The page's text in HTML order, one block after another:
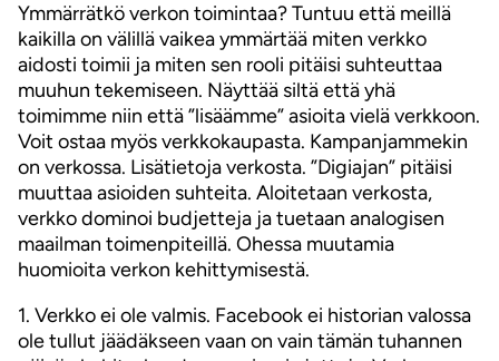
Ymmärrätkö verkon toimintaa? Tuntuu että meillä
kaikilla on välillä vaikea ymmärtää miten verkko
aidosti toimii ja miten sen rooli pitäisi suhteuttaa
muuhun tekemiseen. Näyttää siltä että yhä
toimimme niin että ”lisäämme” asioita vielä verkkoon.
Voit ostaa myös verkkokaupasta. Kampanjammekin
on verkossa. Lisätietoja verkosta. ”Digiajan” pitäisi
muuttaa asioiden suhteita. Aloitetaan verkosta,
verkko dominoi budjetteja ja tuetaan analogisen
maailman toimenpiteillä. Ohessa muutamia
huomioita verkon kehittymisestä.
1. Verkko ei ole valmis. Facebook ei historian valossa
ole tullut jäädäkseen vaan on vain tämän tuhannen